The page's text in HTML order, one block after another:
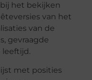
het bekijken
van het
van de
gevraagde
met posities